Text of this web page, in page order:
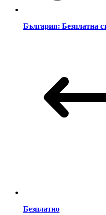
България: Безплатна
Безплатно